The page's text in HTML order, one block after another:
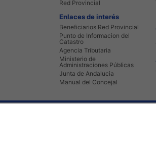
Red Provincial
Enlaces de interés
Beneficiarios Red Provincial
Punto de Informacion del
Catastro
Agencia Tributaria
Ministerio de
Administraciones Públicas
Junta de Andalucia
Manual del Concejal